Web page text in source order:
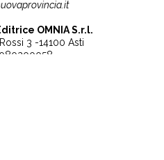
OMNIA S.r.l.
3 -14100 Asti